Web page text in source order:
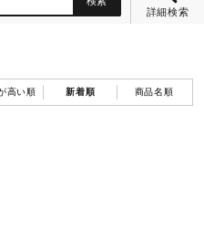
詳細検索
高い順 新着順 商品名順